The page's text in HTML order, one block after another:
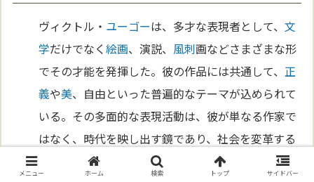
ヴィクトル・ ユーゴーは、多才な表現者として、文
学だけでなく絵画、演説、 風刺画などさまざまな形
でその才能を発揮した。彼の作品には共通して、正
義や美、自由といった普遍的なテーマが込められて
いる。その多面的な表現活動は、彼が単なる作家で
はなく、時代を映し出す鏡であり、社会を変革する
力を持つアーティストであったことを物語ってい
メニュー ホーム 検索 トップ サイドバー